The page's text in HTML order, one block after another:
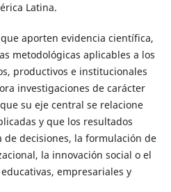
Latina.
aporten evidencia científica,
metodológicas aplicables a los
productivos e institucionales
investigaciones de carácter
su eje central se relacione
y que los resultados
decisiones, la formulación de
la innovación social o el
empresariales y